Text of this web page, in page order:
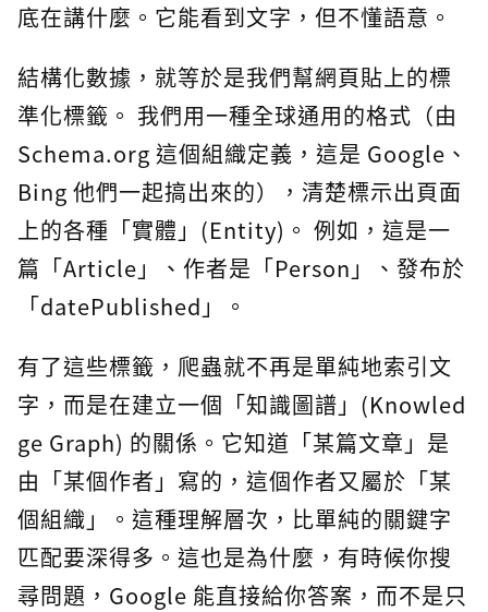
底在講什麼。它能看到文字，但不懂語意。
結構化數據，就等於是我們幫網頁貼上的標
準化標籤。 我們用一種全球通用的格式（由
Schema.org 這個組織定義，這是 Google、
Bing 他們一起搞出來的），清楚標示出頁面
上的各種「實體」(Entity)。 例如，這是一
篇「Article」、作者是「Person」、發布於
「datePublished」。
有了這些標籤，爬蟲就不再是單純地索引文
字，而是在建立一個「知識圖譜」(Knowled
ge Graph) 的關係。它知道「某篇文章」是
由「某個作者」寫的，這個作者又屬於「某
個組織」。這種理解層次，比單純的關鍵字
匹配要深得多。這也是為什麼，有時候你搜
尋問題，Google 能直接給你答案，而不是只